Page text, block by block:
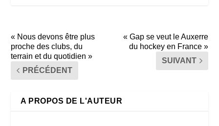
« Nous devons être plus
proche des clubs, du
terrain et du quotidien »
PRÉCÉDENT
« Gap se veut le Auxerre
du hockey en France »
SUIVANT
A PROPOS DE L'AUTEUR